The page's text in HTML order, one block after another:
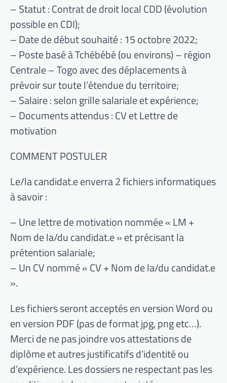
– Statut : Contrat de droit local CDD (évolution
possible en CDI);
– Date de début souhaité : 15 octobre 2022;
– Poste basé à Tchébébé (ou environs) – région
Centrale – Togo avec des déplacements à
prévoir sur toute l’étendue du territoire;
– Salaire : selon grille salariale et expérience;
– Documents attendus : CV et Lettre de
motivation
COMMENT POSTULER
Le/la candidat.e enverra 2 fichiers informatiques
à savoir :
– Une lettre de motivation nommée « LM +
Nom de la/du candidat.e » et précisant la
prétention salariale;
– Un CV nommé « CV + Nom de la/du candidat.e
».
Les fichiers seront acceptés en version Word ou
en version PDF (pas de format jpg, png etc…).
Merci de ne pas joindre vos attestations de
diplôme et autres justificatifs d’identité ou
d’expérience. Les dossiers ne respectant pas les